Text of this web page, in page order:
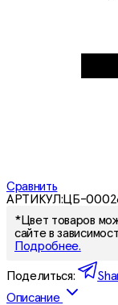
Сравнить
АРТИКУЛ:ЦБ-
*Цвет товаров
сайте в
Подробнее.
Поделиться:
Описание